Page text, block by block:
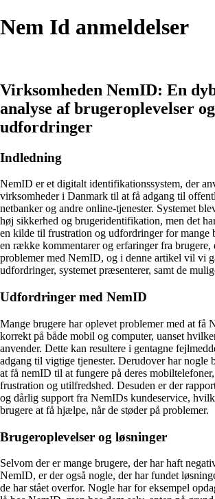
Nem Id anmeldelser
Virksomheden NemID: En
analyse af brugeroplevelser og
udfordringer
Indledning
NemID er et digitalt identifikationssystem, der
virksomheder i Danmark til at få adgang til
netbanker og andre online-tjenester. Systemet
høj sikkerhed og brugeridentifikation, men det
en kilde til frustration og udfordringer for mange
en række kommentarer og erfaringer fra brugere,
problemer med NemID, og i denne artikel vil vi
udfordringer, systemet præsenterer, samt de
Udfordringer med NemID
Mange brugere har oplevet problemer med at få
korrekt på både mobil og computer, uanset
anvender. Dette kan resultere i gentagne
adgang til vigtige tjenester. Derudover har nogle
at få nemID til at fungere på deres
frustration og utilfredshed. Desuden er der
og dårlig support fra NemIDs kundeservice,
brugere at få hjælpe, når de støder på problemer.
Brugeroplevelser og løsninger
Selvom der er mange brugere, der har haft
NemID, er der også nogle, der har fundet
de har stået overfor. Nogle har for eksempel